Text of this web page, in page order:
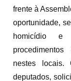
frente à
oportunidade,
homicídio e
nestes locais.
deputados,